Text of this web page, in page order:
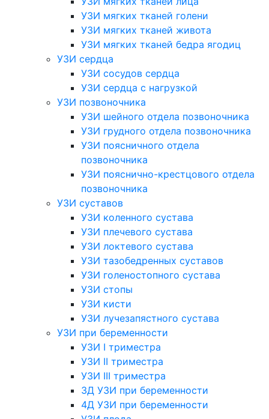
УЗИ мягких тканей голени
УЗИ мягких тканей живота
УЗИ мягких тканей бедра ягодиц
УЗИ сердца
УЗИ сосудов сердца
УЗИ сердца с нагрузкой
УЗИ позвоночника
УЗИ шейного отдела позвоночника
УЗИ грудного отдела позвоночника
УЗИ поясничного отдела
позвоночника
УЗИ пояснично-крестцового отдела
позвоночника
УЗИ суставов
УЗИ коленного сустава
УЗИ плечевого сустава
УЗИ локтевого сустава
УЗИ тазобедренных суставов
УЗИ голеностопного сустава
УЗИ стопы
УЗИ кисти
УЗИ лучезапястного сустава
УЗИ при беременности
УЗИ I триместра
УЗИ II триместра
УЗИ III триместра
3Д УЗИ при беременности
4Д УЗИ при беременности